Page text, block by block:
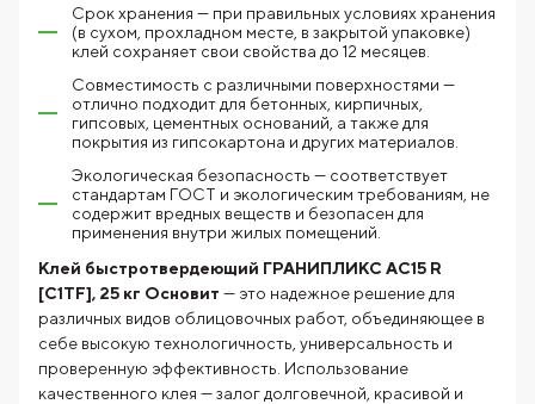
Срок хранения — при правильных условиях хранения
(в сухом, прохладном месте, в закрытой упаковке)
клей сохраняет свои свойства до 12 месяцев.
Совместимость с различными поверхностями —
отлично подходит для бетонных, кирпичных,
гипсовых, цементных оснований, а также для
покрытия из гипсокартона и других материалов.
Экологическая безопасность — соответствует
стандартам ГОСТ и экологическим требованиям, не
содержит вредных веществ и безопасен для
применения внутри жилых помещений.
Клей быстротвердеющий ГРАНИПЛИКС AC15 R
[C1TF], 25 кг Основит — это надежное решение для
различных видов облицовочных работ, объединяющее в
себе высокую технологичность, универсальность и
проверенную эффективность. Использование
качественного клея — залог долговечной, красивой и